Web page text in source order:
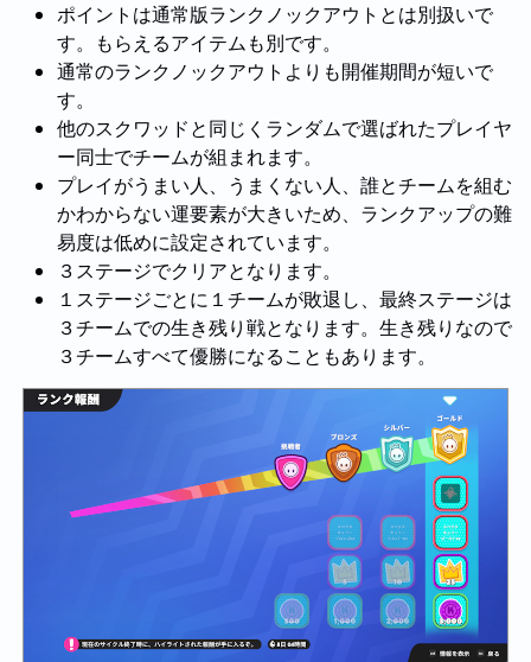
ポイントは通常版ランクノックアウトとは別扱いで
す。もらえるアイテムも別です。
通常のランクノックアウトよりも開催期間が短いで
す。
他のスクワッドと同じくランダムで選ばれたプレイヤ
ー同士でチームが組まれます。
プレイがうまい人、うまくない人、誰とチームを組む
かわからない運要素が大きいため、ランクアップの難
易度は低めに設定されています。
３ステージでクリアとなります。
１ステージごとに１チームが敗退し、最終ステージは
３チームでの生き残り戦となります。生き残りなので
３チームすべて優勝になることもあります。